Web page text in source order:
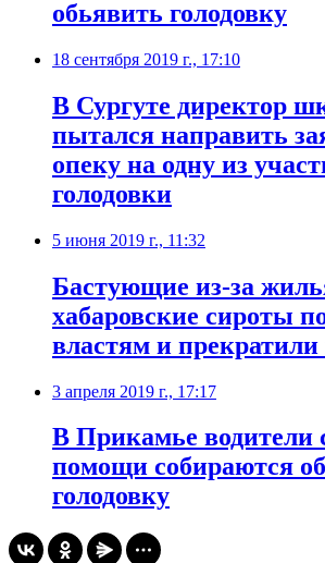
обьявить голодовку
18 сентября 2019 г., 17:10
В Сургуте директор
пытался направить
опеку на одну из
голодовки
5 июня 2019 г., 11:32
Бастующие из-за
хабаровские сироты
властям и прекратили
3 апреля 2019 г., 17:17
В Прикамье водители
помощи собираются
голодовку